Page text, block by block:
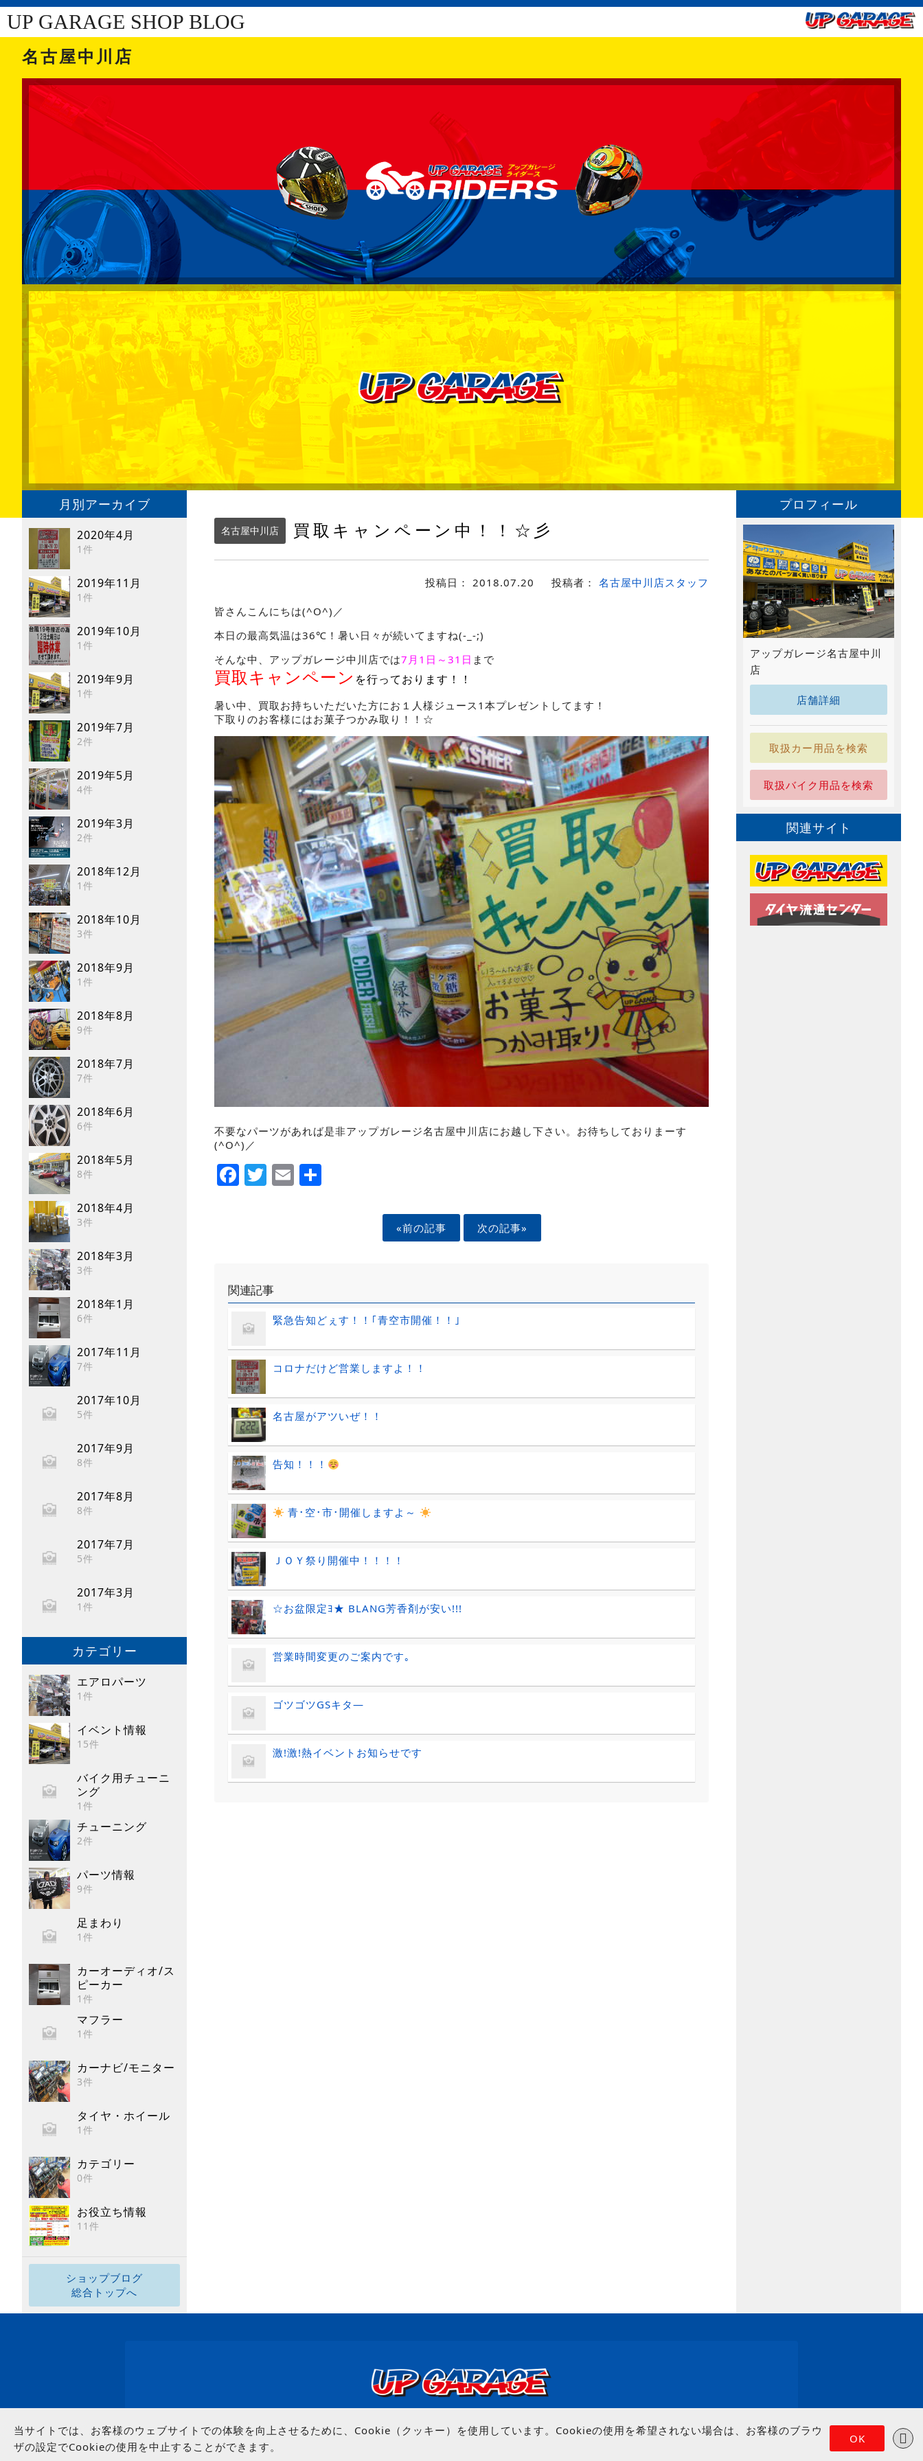
UP GARAGE SHOP BLOG
名古屋中川店
月別アーカイブ
2020年4月
1件
2019年11月
1件
2019年10月
1件
2019年9月
1件
2019年7月
2件
2019年5月
4件
2019年3月
2件
2018年12月
1件
2018年10月
3件
2018年9月
1件
2018年8月
9件
2018年7月
7件
2018年6月
6件
2018年5月
8件
2018年4月
3件
2018年3月
3件
2018年1月
6件
2017年11月
7件
2017年10月
5件
2017年9月
8件
2017年8月
8件
2017年7月
5件
2017年3月
1件
カテゴリー
エアロパーツ
1件
イベント情報
15件
バイク用チューニ
ング
1件
チューニング
2件
パーツ情報
9件
足まわり
1件
カーオーディオ/ス
ピーカー
1件
マフラー
1件
カーナビ/モニター
3件
タイヤ・ホイール
1件
カテゴリー
0件
お役立ち情報
11件
ショップブログ
総合トップへ
名古屋中川店 買取キャンペーン中！！☆彡
投稿日： 2018.07.20 投稿者： 名古屋中川店スタッフ
皆さんこんにちは(^O^)／
本日の最高気温は36℃！暑い日々が続いてますね(-_-;)
そんな中、アップガレージ中川店では7月1日～31日 まで
買取キャンペーン を行っております！！
暑い中、買取お持ちいただいた方にお１人様ジュース1本プレゼントしてます！
下取りのお客様にはお菓子つかみ取り！！☆
不要なパーツがあれば是非アップガレージ名古屋中川店にお越し下さい。お待ちしておりまーす
(^O^)／
Facebook
Twitter
Email
«前の記事 次の記事»
関連記事
緊急告知どぇす！！｢青空市開催！！｣
コロナだけど営業しますよ！！
名古屋がアツいぜ！！
告知！！！
青･空･市･開催しますよ～
ＪＯＹ祭り開催中！！！！
☆お盆限定ﾖ★ BLANG芳香剤が安い!!!
営業時間変更のご案内です｡
ゴツゴツGSキタ―
激!激!熱イベントお知らせです
プロフィール
アップガレージ名古屋中川
店
店舗詳細
取扱カー用品を検索
取扱バイク用品を検索
関連サイト
OK
当サイトでは、お客様のウェブサイトでの体験を向上させるために、Cookie（クッキー）を使用しています。Cookieの使用を希望されない場合は、お客様のブラウ
ザの設定でCookieの使用を中止することができます。